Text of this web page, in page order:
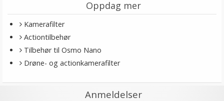
Oppdag mer
Kamerafilter
Actiontilbehør
Tilbehør til Osmo Nano
Drøne- og actionkamerafilter
Anmeldelser